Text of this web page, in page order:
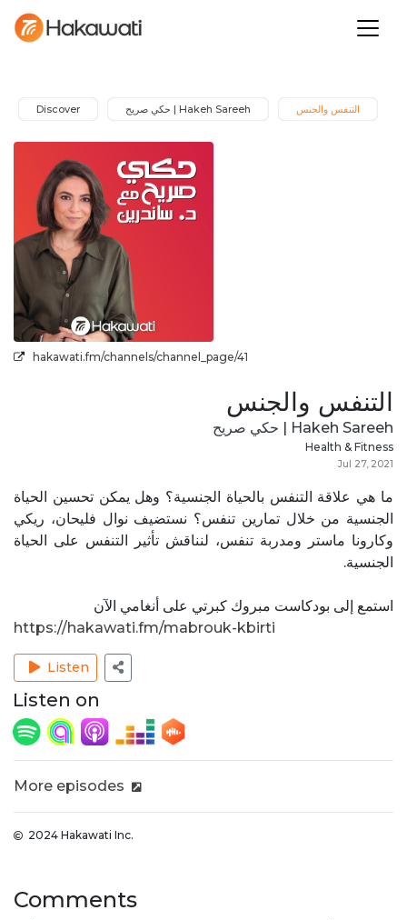
Discover Hakeh Sareeh | حكي صريح التنفس والجنس
hakawati.fm/channels/channel_page/41
التنفس والجنس
Hakeh Sareeh | حكي صريح
Health & Fitness
Jul 27, 2021
ما هي علاقة التنفس بالحياة الجنسية؟ وهل يمكن تحسين الحياة
الجنسية من خلال تمارين تنفس؟ نستضيف نوال فليحان، ريكي
وكارونا ماستر ومدربة تنفس، لنناقش تأثير التنفس على الحياة
الجنسية.
استمع إلى بودكاست مبروك كبرتي على أنغامي الآن
https://hakawati.fm/mabrouk-kbirti
Listen
Listen on
More episodes
2024 Hakawati Inc.
Comments